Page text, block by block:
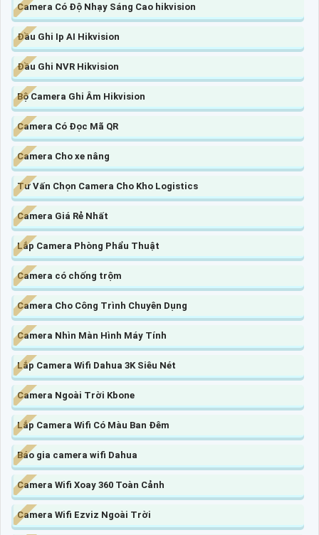
Camera Có Độ Nhạy Sáng Cao hikvision
Đầu Ghi Ip AI Hikvision
Đầu Ghi NVR Hikvision
Bộ Camera Ghi Âm Hikvision
Camera Có Đọc Mã QR
Camera Cho xe nâng
Tư Vấn Chọn Camera Cho Kho Logistics
Camera Giá Rẻ Nhất
Lắp Camera Phòng Phẩu Thuật
Camera có chống trộm
Camera Cho Công Trình Chuyên Dụng
Camera Nhìn Màn Hình Máy Tính
Lắp Camera Wifi Dahua 3K Siêu Nét
Camera Ngoài Trời Kbone
Lắp Camera Wifi Có Màu Ban Đêm
Báo gia camera wifi Dahua
Camera Wifi Xoay 360 Toàn Cảnh
Camera Wifi Ezviz Ngoài Trời